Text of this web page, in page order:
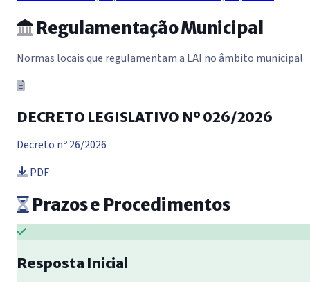
Regulamentação Municipal
Normas locais que regulamentam a LAI no âmbito municipal
DECRETO LEGISLATIVO Nº 026/2026
Decreto nº 26/2026
PDF
Prazos e Procedimentos
Resposta Inicial